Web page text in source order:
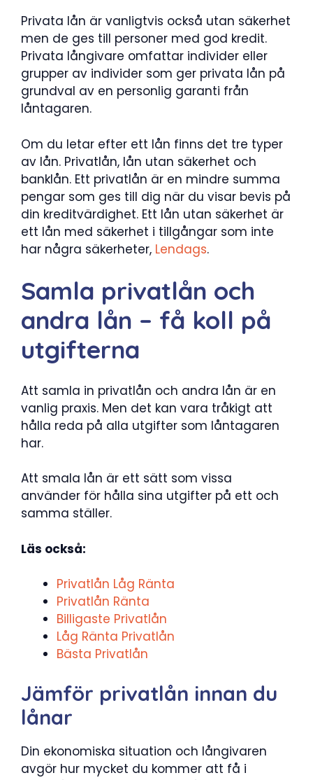
Privata lån är vanligtvis också utan säkerhet
men de ges till personer med god kredit.
Privata långivare omfattar individer eller
grupper av individer som ger privata lån på
grundval av en personlig garanti från
låntagaren.
Om du letar efter ett lån finns det tre typer
av lån. Privatlån, lån utan säkerhet och
banklån. Ett privatlån är en mindre summa
pengar som ges till dig när du visar bevis på
din kreditvärdighet. Ett lån utan säkerhet är
ett lån med säkerhet i tillgångar som inte
har några säkerheter, Lendags.
Samla privatlån och
andra lån – få koll på
utgifterna
Att samla in privatlån och andra lån är en
vanlig praxis. Men det kan vara tråkigt att
hålla reda på alla utgifter som låntagaren
har.
Att smala lån är ett sätt som vissa
använder för hålla sina utgifter på ett och
samma ställer.
Läs också:
Privatlån Låg Ränta
Privatlån Ränta
Billigaste Privatlån
Låg Ränta Privatlån
Bästa Privatlån
Jämför privatlån innan du
lånar
Din ekonomiska situation och långivaren
avgör hur mycket du kommer att få i